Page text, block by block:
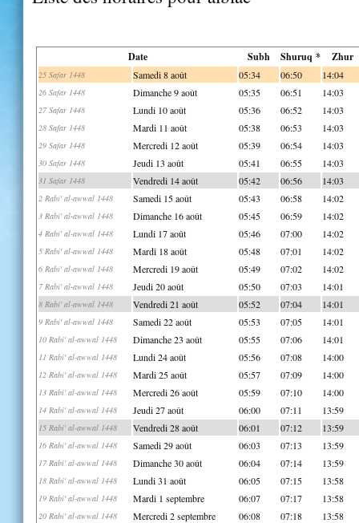
Date Subh Shuruq * Zhur
25 Safar 1448 Samedi 8 août 05:34 06:50 14:04
26 Safar 1448 Dimanche 9 août 05:35 06:51 14:03
27 Safar 1448 Lundi 10 août 05:36 06:52 14:03
28 Safar 1448 Mardi 11 août 05:38 06:53 14:03
29 Safar 1448 Mercredi 12 août 05:39 06:54 14:03
30 Safar 1448 Jeudi 13 août 05:41 06:55 14:03
31 Safar 1448 Vendredi 14 août 05:42 06:56 14:03
2 Rabi' al-awwal 1448 Samedi 15 août 05:43 06:58 14:02
3 Rabi' al-awwal 1448 Dimanche 16 août 05:45 06:59 14:02
4 Rabi' al-awwal 1448 Lundi 17 août 05:46 07:00 14:02
5 Rabi' al-awwal 1448 Mardi 18 août 05:48 07:01 14:02
6 Rabi' al-awwal 1448 Mercredi 19 août 05:49 07:02 14:02
7 Rabi' al-awwal 1448 Jeudi 20 août 05:50 07:03 14:01
8 Rabi' al-awwal 1448 Vendredi 21 août 05:52 07:04 14:01
9 Rabi' al-awwal 1448 Samedi 22 août 05:53 07:05 14:01
10 Rabi' al-awwal 1448 Dimanche 23 août 05:55 07:06 14:01
11 Rabi' al-awwal 1448 Lundi 24 août 05:56 07:08 14:00
12 Rabi' al-awwal 1448 Mardi 25 août 05:57 07:09 14:00
13 Rabi' al-awwal 1448 Mercredi 26 août 05:59 07:10 14:00
14 Rabi' al-awwal 1448 Jeudi 27 août 06:00 07:11 13:59
15 Rabi' al-awwal 1448 Vendredi 28 août 06:01 07:12 13:59
16 Rabi' al-awwal 1448 Samedi 29 août 06:03 07:13 13:59
17 Rabi' al-awwal 1448 Dimanche 30 août 06:04 07:14 13:59
18 Rabi' al-awwal 1448 Lundi 31 août 06:05 07:15 13:58
19 Rabi' al-awwal 1448 Mardi 1 septembre 06:07 07:17 13:58
20 Rabi' al-awwal 1448 Mercredi 2 septembre 06:08 07:18 13:58